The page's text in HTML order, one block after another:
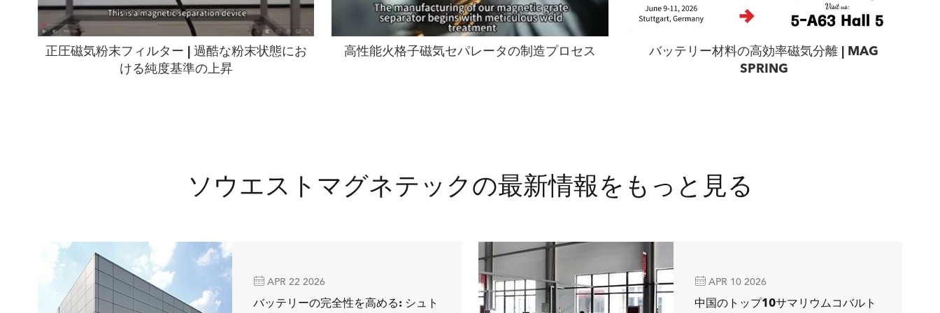
正圧磁気粉末フィルター | 過酷な粉末状態にお
ける純度基準の上昇
高性能火格子磁気セパレータの制造プロセス
バッテリー材料の高効率磁気分離 | MAG
SPRING
ソウエストマグネテックの最新情報をもっと見る
APR 22 2026
バッテリーの完全性を高める: シュト
APR 10 2026
中国のトップ10サマリウムコバルト